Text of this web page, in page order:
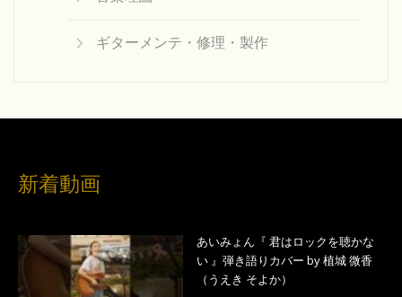
ギターメンテ・修理・製作
新着動画
あいみょん『 君はロックを聴かな
い 』弾き語りカバー by 植城 微香
（うえき そよか）